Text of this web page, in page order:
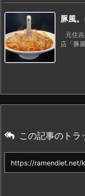
豚風
元住
店「豚
この記事のトラ